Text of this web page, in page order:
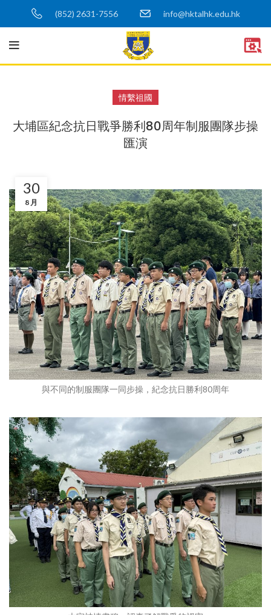
(852) 2631-7556 info@hktalhk.edu.hk
情繫祖國
大埔區紀念抗日戰爭勝利80周年制服團隊步操
匯演
30
8 月
與不同的制服團隊一同步操，紀念抗日勝利80周年